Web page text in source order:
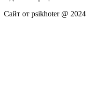
Сайт от psikhoter @ 2024